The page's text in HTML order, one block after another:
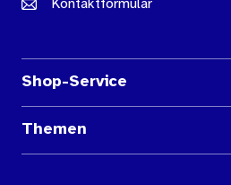
Kontaktformular
Shop-Service
Medienübersichten
Themen